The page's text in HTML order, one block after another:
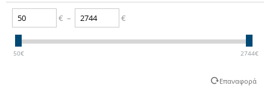
€ – €
50€ 2744€
Επαναφορά